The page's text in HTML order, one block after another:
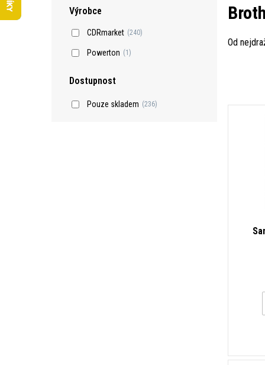
Výrobce
CDRmarket (240)
Powerton (1)
Dostupnost
Pouze skladem (236)
Od